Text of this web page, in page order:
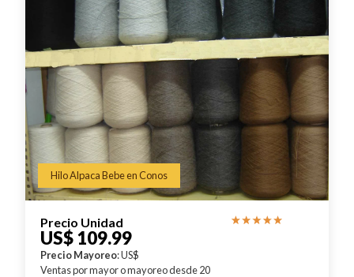
Hilo Alpaca Bebe en Conos
Precio Unidad
US$ 109.99
Precio Mayoreo: US$
Ventas por mayor o mayoreo desde 20